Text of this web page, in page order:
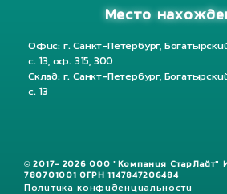
Место
Офис: г. Санкт-Петербург,
с. 13, оф. 315, 300
Склад: г. Санкт-Петербург,
с. 13
© 2017- 2026 ООО "Компания СтарЛайт"
780701001 ОГРН 1147847206484
Политика конфиденциальности